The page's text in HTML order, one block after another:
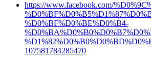
мангал купить львов
шампура в
Набор для барбекю
купить набор
шампура набор
набор для барбекю
набор шампуров
купить набор
https://www.facebook.com/
%D0%BF%D0%BE%D0%B4-
107581784285470